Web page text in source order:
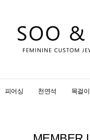
피어싱 천연석 목걸이